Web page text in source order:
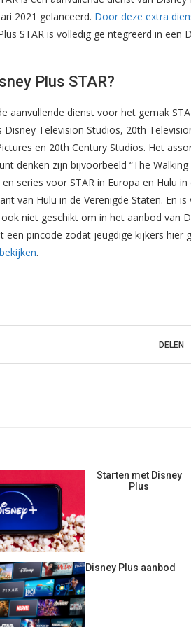
2021 gelanceerd. Door deze extra
STAR is volledig geïntegreerd in
Plus STAR?
aanvullende dienst voor het gemak
Disney Television Studios, 20th
en 20th Century Studios. Het
denken zijn bijvoorbeeld “The
series voor STAR in Europa en Hulu
van Hulu in de Verenigde Staten. En
niet geschikt om in het aanbod van
een pincode zodat jeugdige kijkers hier
.
DELEN
Starten met Disney
Plus
Disney Plus aanbod